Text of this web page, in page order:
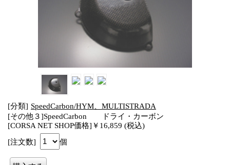
[分類] SpeedCarbon/HYM、MULTISTRADA
[その他３]SpeedCarbon ドライ・カーボン
[CORSA NET SHOP価格]￥16,859 (税込)
[注文数]
個